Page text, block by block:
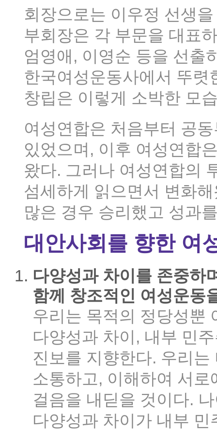
회장으로는 이우정 선생
부회장은 각 부문을 대표
엄영애, 이영순 등을 선출
한국여성운동사에서 뚜
창립은 이렇게 소박한 모
여성연합은 처음부터 공
있었으며, 이후 여성연합
왔다. 그러나 여성연합의
섬세하게 읽으면서 변화
많은 경우 승리했고 성과
대안사회를 향한 여
다양성과 차이를 존중하
함께 창조적인 여성운동
우리는 목적의 정당성뿐
다양성과 차이, 내부 민
진보를 지향한다. 우리
소통하고, 이해하여 서
걸음을 내딛을 것이다.
다양성과 차이가 내부